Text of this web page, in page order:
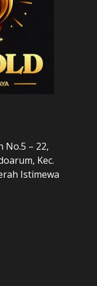
No.5 – 22,
Kec.
Istimewa